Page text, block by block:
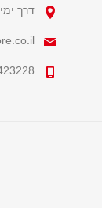
דרך ימית 10, מישור